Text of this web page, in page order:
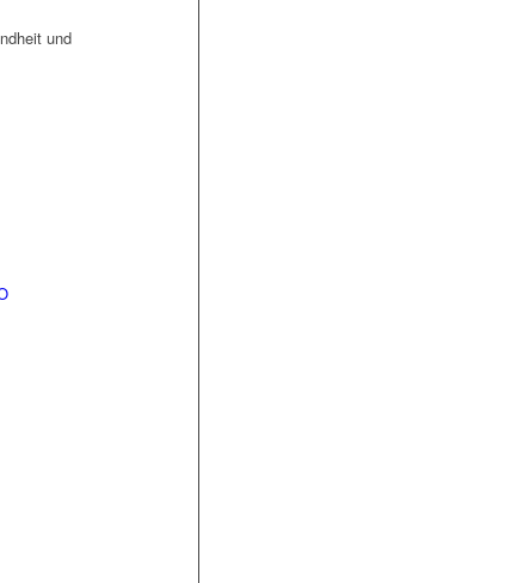
und